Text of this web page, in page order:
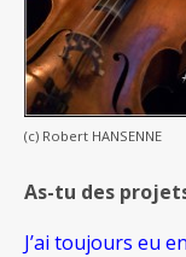
(c) Robert HANSENNE
As-tu des
J’ai toujours eu